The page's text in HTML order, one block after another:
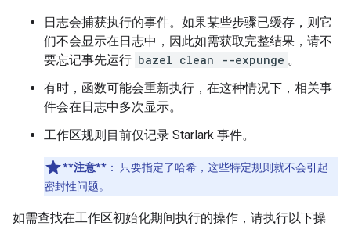
日志会捕获执行的事件。如果某些步骤已缓存，则它
们不会显示在日志中，因此如需获取完整结果，请不
要忘记事先运行 bazel clean --expunge 。
有时，函数可能会重新执行，在这种情况下，相关事
件会在日志中多次显示。
工作区规则目前仅记录 Starlark 事件。
**注意** ：
只要指定了哈希，这些特定规则就不会引起
密封性问题。
如需查找在工作区初始化期间执行的操作，请执行以下操